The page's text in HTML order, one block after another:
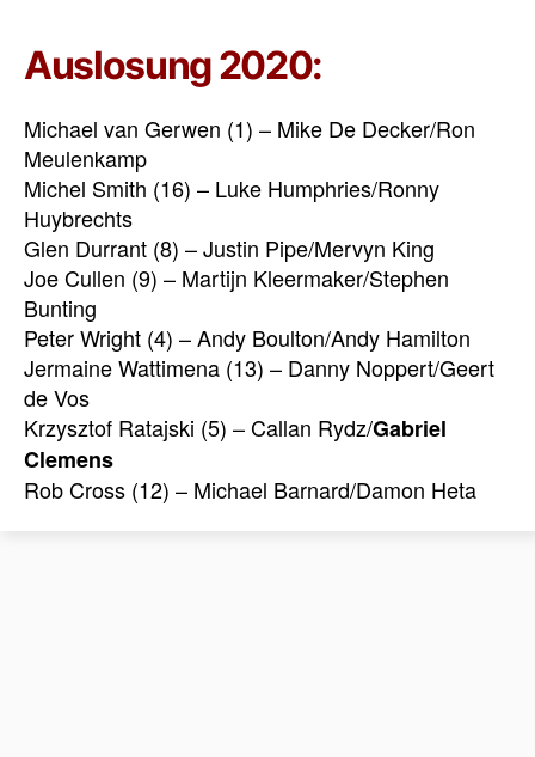
Auslosung 2020:
Michael van Gerwen (1) – Mike De Decker/Ron
Meulenkamp
Michel Smith (16) – Luke Humphries/Ronny
Huybrechts
Glen Durrant (8) – Justin Pipe/Mervyn King
Joe Cullen (9) – Martijn Kleermaker/Stephen
Bunting
Peter Wright (4) – Andy Boulton/Andy Hamilton
Jermaine Wattimena (13) – Danny Noppert/Geert
de Vos
Krzysztof Ratajski (5) – Callan Rydz/Gabriel
Clemens
Rob Cross (12) – Michael Barnard/Damon Heta